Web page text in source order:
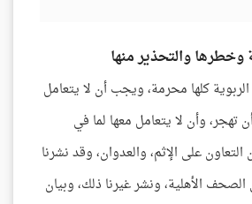
وخطرها والتحذير منها
كلها محرمة، ويجب أن لا يتعامل
تهجر، وأن لا يتعامل معها لما في
التعاون على الإثم، والعدوان، وقد نشرنا
الأهلية، ونشر غيرنا ذلك، وبيان